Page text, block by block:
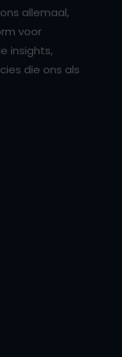
allemaal,
voor
insights,
die ons als